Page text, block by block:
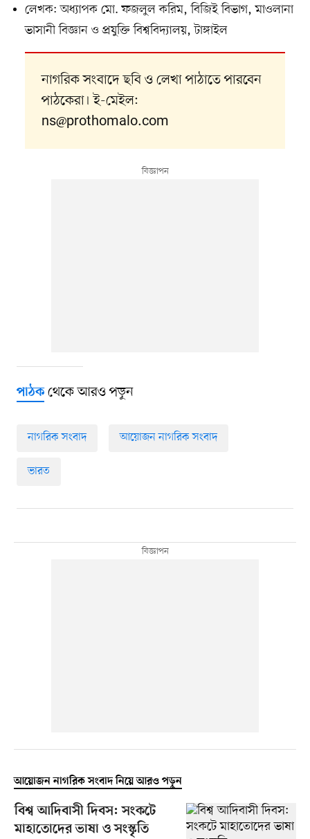
লেখক: অধ্যাপক মো. ফজলুল করিম, বিজিই বিভাগ, মাওলানা
ভাসানী বিজ্ঞান ও প্রযুক্তি বিশ্ববিদ্যালয়, টাঙ্গাইল
নাগরিক সংবাদে ছবি ও লেখা পাঠাতে পারবেন
পাঠকেরা। ই-মেইল:
ns@prothomalo.com
পাঠকথেকে আরও পড়ুন
নাগরিক সংবাদ আয়োজন নাগরিক সংবাদ
ভারত
আয়োজন নাগরিক সংবাদ নিয়ে আরও পড়ুন
বিশ্ব আদিবাসী দিবস: সংকটে
মাহাতোদের ভাষা ও সংস্কৃতি